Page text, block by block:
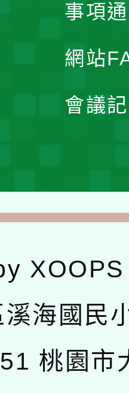
事項
網站
會議
XOOPS
溪海國民
桃園市